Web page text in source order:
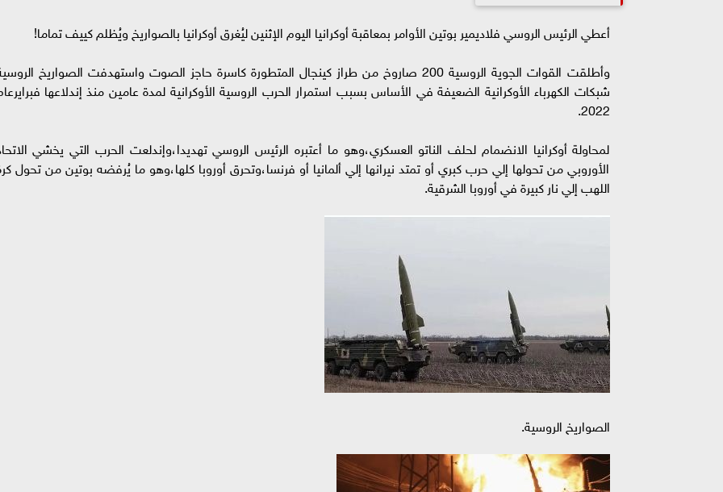
أعطي الرئيس الروسي فلاديمير بوتين الأوامر بمعاقبة أوكرانيا اليوم الإثنين ليُغرق أوكرانيا بالصواريخ ويُظلم كييف تماما!
وأطلقت القوات الجوية الروسية 200 صاروخ من طراز كينجال المتطورة كاسرة حاجز الصوت واستهدفت الصواريخ
شبكات الكهرباء الأوكرانية الضعيفة في الأساس بسبب استمرار الحرب الروسية الأوكرانية لمدة عامين منذ إندلاعها
2022.
لمحاولة أوكرانيا الانضمام لحلف الناتو العسكري،وهو ما أعتبره الرئيس الروسي تهديدا،وإندلعت الحرب التي يخشي
الأوروبي من تحولها إلي حرب كبري أو تمتد نيرانها إلي ألمانيا أو فرنسا،وتحرق أوروبا كلها،وهو ما يُرفضه بوتين من تحول
اللهب إلي نار كبيرة في أوروبا الشرقية.
الصواريخ الروسية.